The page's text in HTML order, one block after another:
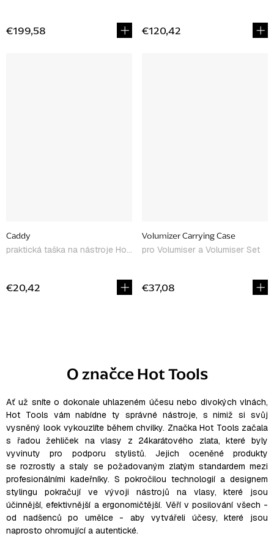
€199,58 €120,42
Caddy
praktická taška na nástroje Hot Tools
€20,42
Volumizer Carrying Case
pro Volumiser a Volumiser Set
€37,08
a
c
i
e
p
r
v
k
y
v
O značce Hot Tools
Ať už sníte o dokonale uhlazeném účesu nebo divokých vlnách,
Hot Tools vám nabídne ty správné nástroje, s nimiž si svůj
vysněný look vykouzlíte během chvilky. Značka Hot Tools začala
s řadou žehliček na vlasy z 24karátového zlata, které byly
vyvinuty pro podporu stylistů. Jejich oceněné produkty
se rozrostly a staly se požadovaným zlatým standardem mezi
profesionálními kadeřníky. S pokročilou technologií a designem
stylingu pokračují ve vývoji nástrojů na vlasy, které jsou
účinnější, efektivnější a ergonomičtější. Věří v posilování všech -
od nadšenců po umělce - aby vytvářeli účesy, které jsou
naprosto ohromující a autentické.